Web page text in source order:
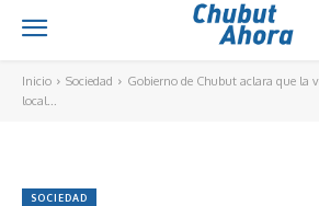
Inicio Sociedad
Gobierno de Chubut aclara que la
local...
SOCIEDAD